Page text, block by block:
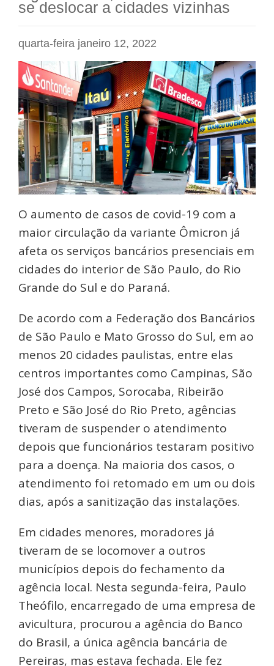
se deslocar a cidades vizinhas
quarta-feira janeiro 12, 2022
O aumento de casos de covid-19 com a
maior circulação da variante Ômicron já
afeta os serviços bancários presenciais em
cidades do interior de São Paulo, do Rio
Grande do Sul e do Paraná.
De acordo com a Federação dos Bancários
de São Paulo e Mato Grosso do Sul, em ao
menos 20 cidades paulistas, entre elas
centros importantes como Campinas, São
José dos Campos, Sorocaba, Ribeirão
Preto e São José do Rio Preto, agências
tiveram de suspender o atendimento
depois que funcionários testaram positivo
para a doença. Na maioria dos casos, o
atendimento foi retomado em um ou dois
dias, após a sanitização das instalações.
Em cidades menores, moradores já
tiveram de se locomover a outros
municípios depois do fechamento da
agência local. Nesta segunda-feira, Paulo
Theófilo, encarregado de uma empresa de
avicultura, procurou a agência do Banco
do Brasil, a única agência bancária de
Pereiras, mas estava fechada. Ele fez